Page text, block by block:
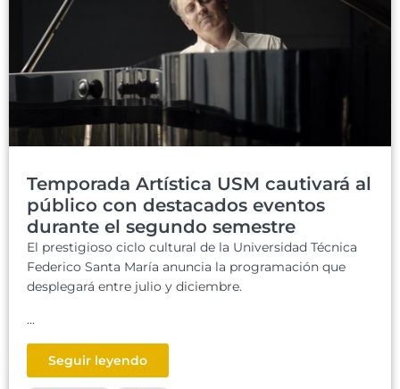
Temporada Artística USM cautivará al
público con destacados eventos
durante el segundo semestre
El prestigioso ciclo cultural de la Universidad Técnica
Federico Santa María anuncia la programación que
desplegará entre julio y diciembre.
...
Seguir leyendo